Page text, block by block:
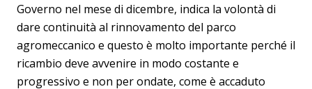
Governo nel mese di dicembre, indica la volontà di
dare continuità al rinnovamento del parco
agromeccanico e questo è molto importante perché il
ricambio deve avvenire in modo costante e
progressivo e non per ondate, come è accaduto